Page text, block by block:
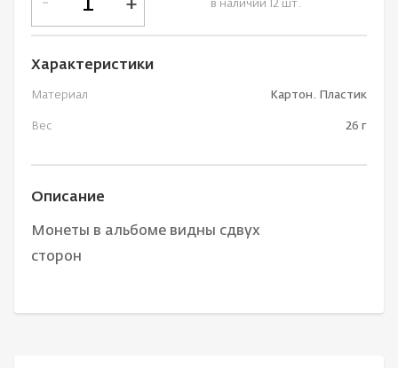
в наличии 12 шт.
- +
Характеристики
Материал Картон. Пластик
Вес 26 г
Описание
Монеты в альбоме видны сдвух
сторон